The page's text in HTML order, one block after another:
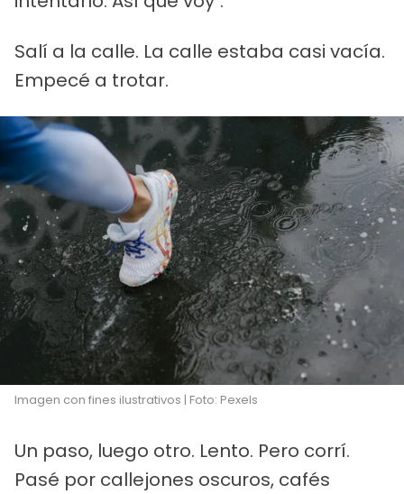
Salí a la calle. La calle estaba casi vacía.
Empecé a trotar.
Imagen con fines ilustrativos | Foto: Pexels
Un paso, luego otro. Lento. Pero corrí.
Pasé por callejones oscuros, cafés